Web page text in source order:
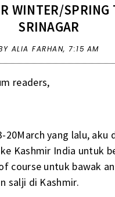
WINTER/SPRING
SRINAGAR
ALIA FARHAN, 7:15 AM
readers,
20March yang lalu, aku
Kashmir India untuk
course untuk bawak
salji di Kashmir.